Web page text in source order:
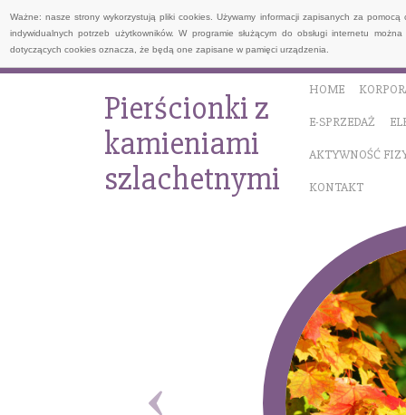
Ważne: nasze strony wykorzystują pliki cookies. Używamy informacji zapisanych za
indywidualnych potrzeb użytkowników. W programie służącym do obsługi internetu
dotyczących cookies oznacza, że będą one zapisane w pamięci urządzenia.
HOME
E-SPRZEDAŻ
AKTYWNOŚĆ
KONTAKT
Pierścionki z
kamieniami
szlachetnymi